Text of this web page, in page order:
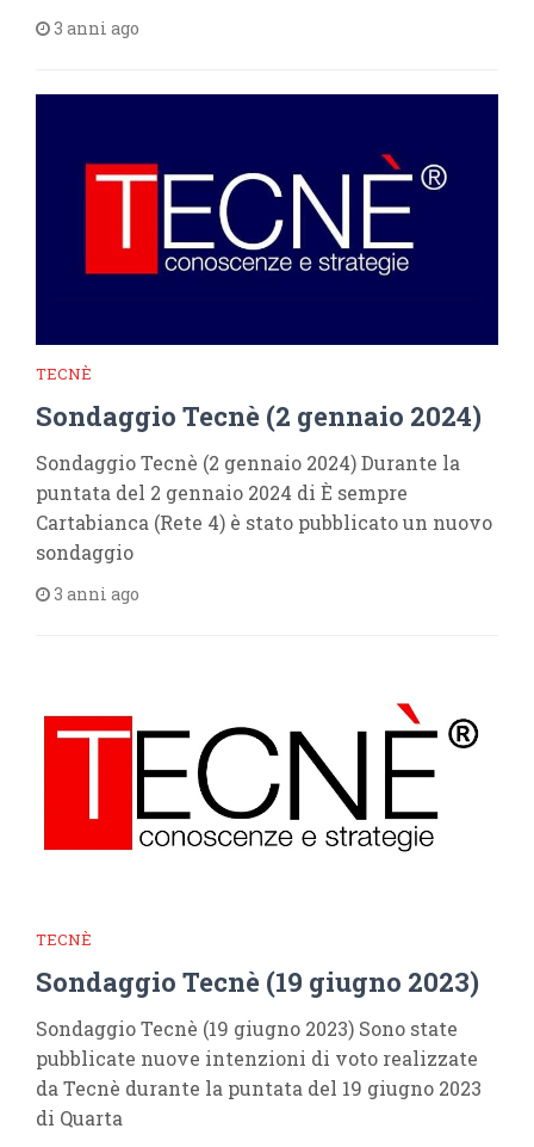
3 anni ago
TECNÈ
Sondaggio Tecnè (2 gennaio 2024)
Sondaggio Tecnè (2 gennaio 2024) Durante la
puntata del 2 gennaio 2024 di È sempre
Cartabianca (Rete 4) è stato pubblicato un nuovo
sondaggio
3 anni ago
TECNÈ
Sondaggio Tecnè (19 giugno 2023)
Sondaggio Tecnè (19 giugno 2023) Sono state
pubblicate nuove intenzioni di voto realizzate
da Tecnè durante la puntata del 19 giugno 2023
di Quarta